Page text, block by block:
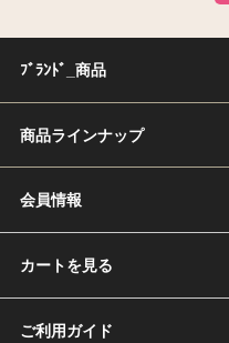
ﾌﾞﾗﾝﾄﾞ_商品
商品ラインナップ
会員情報
カートを見る
ご利用ガイド